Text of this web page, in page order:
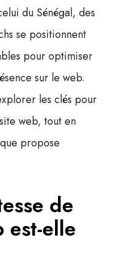
du Sénégal, des
se positionnent
pour optimiser
sur le web.
les clés pour
web, tout en
propose
de
est-elle